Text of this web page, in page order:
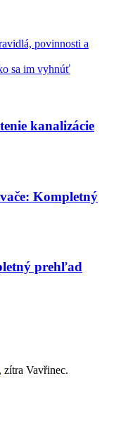
povinnosti a
sa im vyhnúť
kanalizácie
Kompletný
prehľad
, zítra Vavřinec.